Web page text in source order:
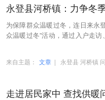
永登县河桥镇：力争冬
为保障群众温暖过冬，连日来永
众温暖过冬”活动，通过入户走
来自主题： 文章 | 永登县河桥镇
走进居民家中 查找供暖